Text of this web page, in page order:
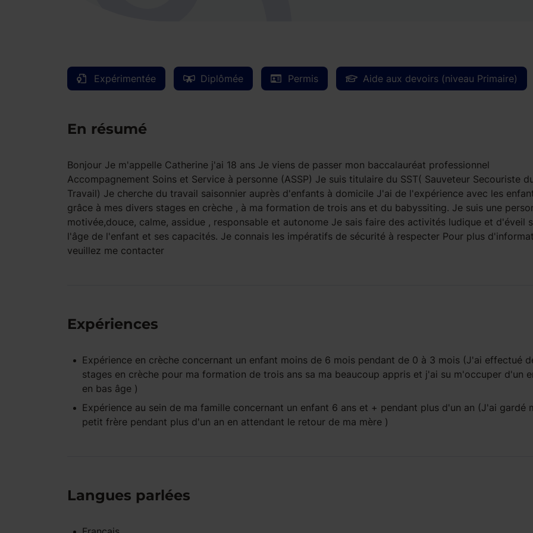
Expérimentée Diplômée Permis Aide aux devoirs (niveau Primaire)
En résumé
Bonjour Je m'appelle Catherine j'ai 18 ans Je viens de passer mon baccalauréat professionnel
Accompagnement Soins et Service à personne (ASSP) Je suis titulaire du SST( Sauveteur Secouriste
Travail) Je cherche du travail saisonnier auprès d'enfants à domicile J'ai de l'expérience avec les
grâce à mes divers stages en crèche , à ma formation de trois ans et du babyssiting. Je suis une
motivée,douce, calme, assidue , responsable et autonome Je sais faire des activités ludique et d'éveil
l'âge de l'enfant et ses capacités. Je connais les impératifs de sécurité à respecter Pour plus
veuillez me contacter
Expériences
Expérience en crècheconcernant un enfant moins de 6 moispendant de 0 à 3 mois(J'ai effectué
stages en crèche pour ma formation de trois ans sa ma beaucoup appris et j'ai su m'occuper d'un
en bas âge )
Expérience au sein de ma familleconcernant un enfant 6 ans et + pendant plus d'un an (J'ai gardé
petit frère pendant plus d'un an en attendant le retour de ma mère )
Langues parlées